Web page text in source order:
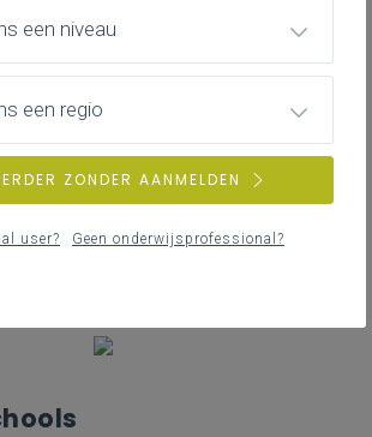
learning
vind je modularie handboeken terug
vanuit de sector.
een niveau
een regio
ZONDER AANMELDEN
user? Geen onderwijsprofessional?